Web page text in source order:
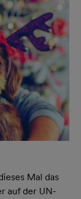
Mal das
auf der UN-